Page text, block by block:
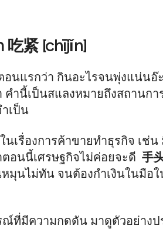
紧 [chījǐn]
นแรกว่า กินอะไรจนพุ่งแน่นอ๊ะ
คำนี้เป็นสแลงหมายถึงสถานก
เป็น
นเรื่องการค้าขายทำธุรกิจ เช่
อนนี้เศรษฐกิจไม่ค่อยจะดี 手
หมุนไม่ทัน จนต้องกำเงินในมือ
ที่มีความกดดัน มาดูตัวอย่างป